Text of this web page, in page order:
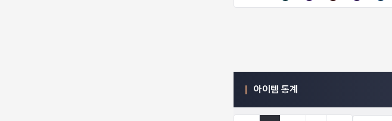
아이템 통계